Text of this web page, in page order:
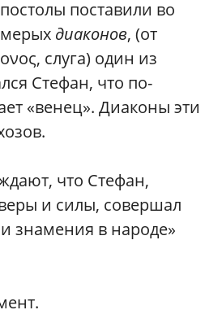
поставили во
диаконов, (от
слуга) один из
Стефан, что по-
«венец». Диаконы эти
что Стефан,
и силы, совершал
знамения в народе»